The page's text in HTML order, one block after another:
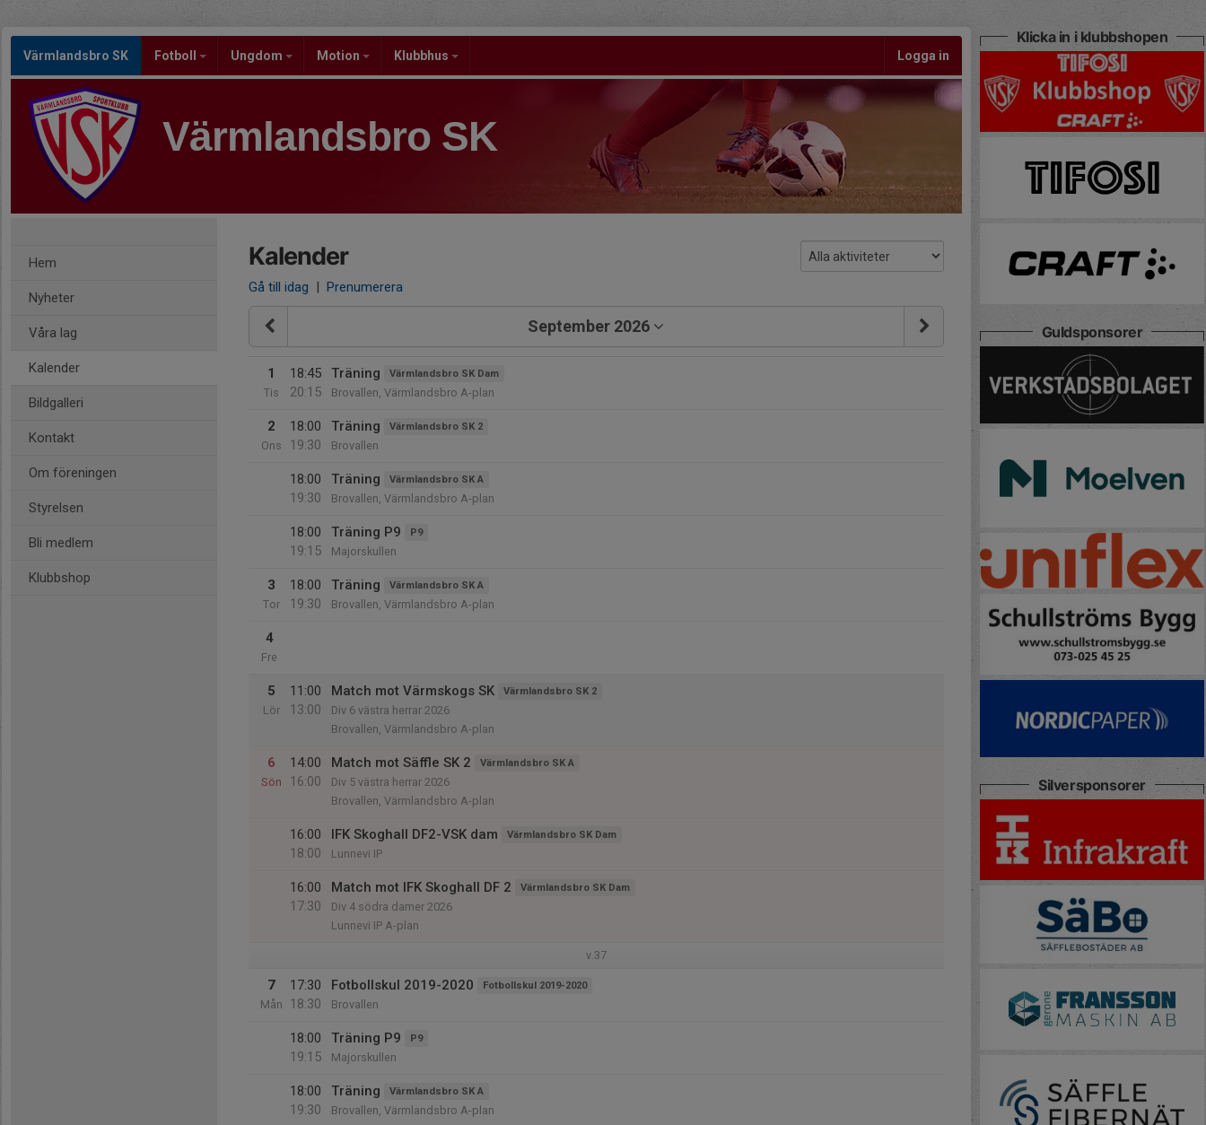
Värmlandsbro SK Fotboll Ungdom Motion Klubbhus Logga in
Värmlandsbro SK
Hem
Nyheter
Våra lag
Kalender
Bildgalleri
Kontakt
Om föreningen
Styrelsen
Bli medlem
Klubbshop
Kalender
Gå till idag | Prenumerera
September 2026
1
Tis
18:45
20:15
Träning Värmlandsbro SK Dam
Brovallen, Värmlandsbro A-plan
2
Ons
18:00
19:30
Träning Värmlandsbro SK 2
Brovallen
18:00
19:30
Träning Värmlandsbro SK A
Brovallen, Värmlandsbro A-plan
18:00
19:15
Träning P9 P9
Majorskullen
3
Tor
18:00
19:30
Träning Värmlandsbro SK A
Brovallen, Värmlandsbro A-plan
4
Fre
5
Lör
11:00
13:00
Match mot Värmskogs SK Värmlandsbro SK 2
Div 6 västra herrar 2026
Brovallen, Värmlandsbro A-plan
6
Sön
14:00
16:00
Match mot Säffle SK 2 Värmlandsbro SK A
Div 5 västra herrar 2026
Brovallen, Värmlandsbro A-plan
16:00
18:00
IFK Skoghall DF2-VSK dam Värmlandsbro SK Dam
Lunnevi IP
16:00
17:30
Match mot IFK Skoghall DF 2 Värmlandsbro SK Dam
Div 4 södra damer 2026
Lunnevi IP A-plan
v.37
7
Mån
17:30
18:30
Fotbollskul 2019-2020 Fotbollskul 2019-2020
Brovallen
18:00
19:15
Träning P9 P9
Majorskullen
18:00
19:30
Träning Värmlandsbro SK A
Brovallen, Värmlandsbro A-plan
Klicka in i klubbshopen
Guldsponsorer
Silversponsorer